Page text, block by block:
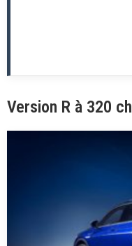
Version R à 320 ch